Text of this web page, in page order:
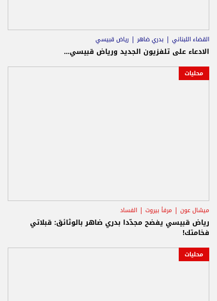
القضاء اللبناني بدري ضاهر رياض قبيسي
الادعاء على تلفزيون الجديد ورياض قبيسي...
محليات
ميشال عون مرفأ بيروت الفساد
رياض قبيسي يفضح مجدّدا بدري ضاهر بالوثائق: قبلاتي
فخامتك!
محليات